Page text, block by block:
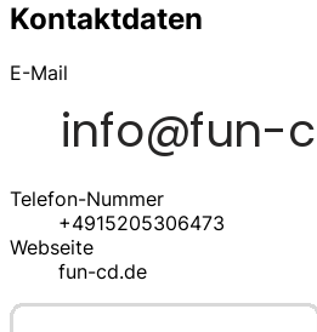
Kontaktdaten
E-Mail
Telefon-Nummer
+4915205306473
Webseite
fun-cd.de